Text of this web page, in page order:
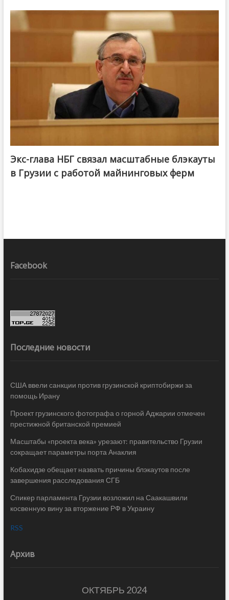
Экс-глава НБГ связал масштабные блэкауты
в Грузии с работой майнинговых ферм
Facebook
Последние новости
США ввели санкции против грузинской криптобиржи за
помощь Ирану
Проект грузинского фотографа о горной Аджарии отмечен
престижной британской премией
Масштабы «проекта века» урезают: правительство Грузии
сокращает параметры порта Анаклия
Кобахидзе обещает назвать причины блэкаутов после
завершения расследования СГБ
Спикер парламента Грузии возложил на Саакашвили
косвенную вину за вторжение РФ в Украину
RSS
Архив
ОКТЯБРЬ 2024